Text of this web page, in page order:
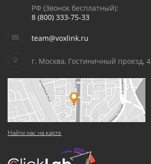
РФ (Звонок бесплатный):
8 (800) 333-75-33
team@voxlink.ru
г. Москва, Гостиничный проезд, 4
Найти нас на карте